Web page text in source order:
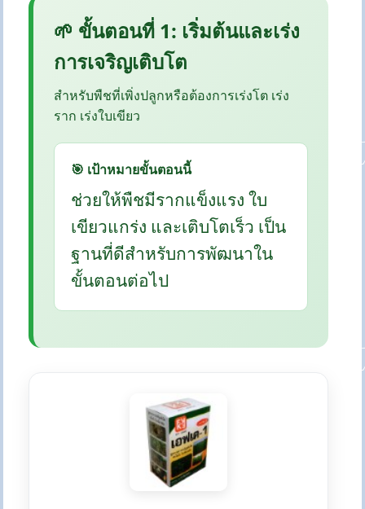
🌱 ขั้นตอนที่ 1: เริ่มต้นและเร่ง
การเจริญเติบโต
สำหรับพืชที่เพิ่งปลูกหรือต้องการเร่งโต เร่ง
ราก เร่งใบเขียว
🎯 เป้าหมายขั้นตอนนี้
ช่วยให้พืชมีรากแข็งแรง ใบ
เขียวแกร่ง และเติบโตเร็ว เป็น
ฐานที่ดีสำหรับการพัฒนาใน
ขั้นตอนต่อไป